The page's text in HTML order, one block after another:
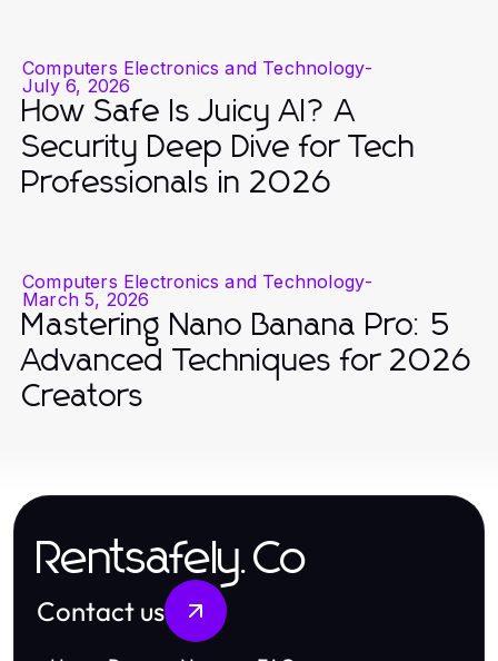
Computers Electronics and Technology-
July 6, 2026
How Safe Is Juicy AI? A
Security Deep Dive for Tech
Professionals in 2026
Computers Electronics and Technology-
March 5, 2026
Mastering Nano Banana Pro: 5
Advanced Techniques for 2026
Creators
Rentsafely.Co
Contact us